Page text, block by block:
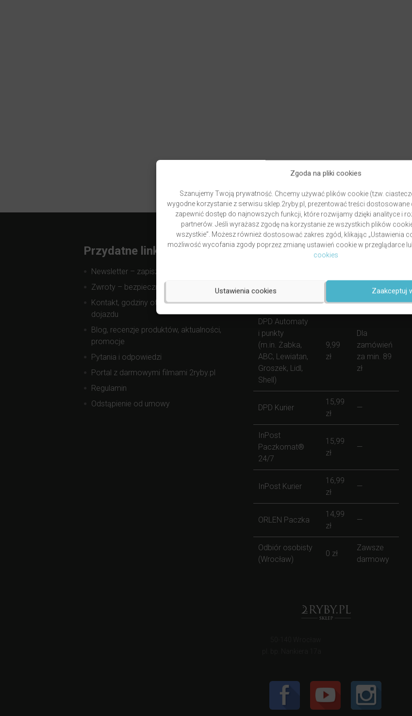
Zgoda na pliki cookies
Szanujemy Twoją prywatność. Chcemy używać plików cookie (tzw.
wygodne korzystanie z serwisu sklep.2ryby.pl, prezentować treści
zapewnić dostęp do najnowszych funkcji, które rozwijamy dzięki analityce i
partnerów. Jeśli wyrażasz zgodę na korzystanie ze wszystkich plików
wszystkie”. Możesz również dostosować zakres zgód, klikając „Ustawienia
możliwość wycofania zgody poprzez zmianę ustawień cookie w przeglądarce
cookies
Zaakceptuj
Ustawienia cookies
Przydatne linki
Newsletter – zapisz się i zyskaj
Zwroty – bezpieczne zakupy
Kontakt, godziny otwarcia, mapa
dojazdu
Blog, recenzje produktów, aktualności,
promocje
Pytania i odpowiedzi
Portal z darmowymi filmami 2ryby.pl
Regulamin
Odstąpienie od umowy
Dostawa
Forma Dostawy
Darmowej
Dostawy
DPD Automaty
i punkty
(m.in. Żabka,
ABC, Lewiatan,
Groszek, Lidl,
Shell)
9,99
zł
Dla
zamówień
za min. 89
zł
DPD Kurier
15,99
zł
—
InPost
Paczkomat®
24/7
15,99
zł
—
InPost Kurier
16,99
zł
—
ORLEN Paczka
14,99
zł
—
Odbiór osobisty
(Wrocław)
0 zł
Zawsze
darmowy